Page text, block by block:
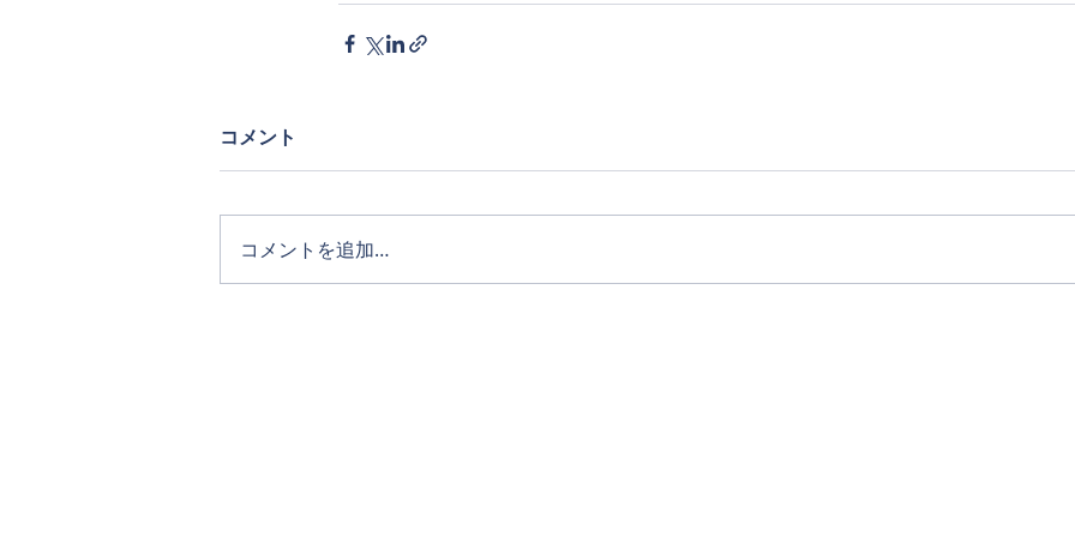
コメント
コメントを追加…